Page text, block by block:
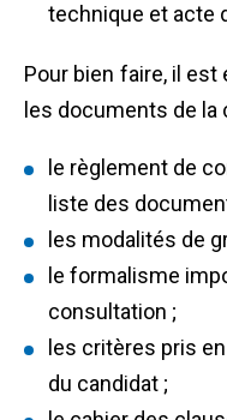
technique et acte
Pour bien faire, il est
les documents de la
le règlement de
liste des
les modalités de
le formalisme
consultation ;
les critères pris
du candidat ;